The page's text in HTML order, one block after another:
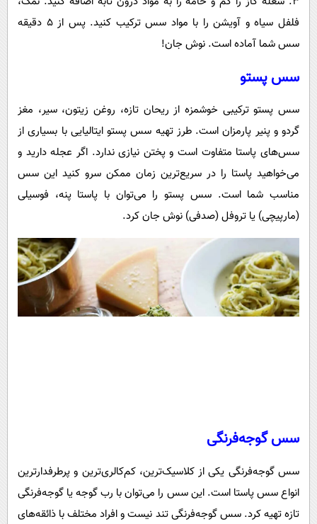
فلفل سیاه و آویشن را با مواد سس ترکیب کنید. پس از ۵ دقیقه
سس شما آماده است. نوش جان!
سس پستو
سس پستو ترکیبی خوشمزه از ریحان تازه، روغن زیتون، سیر، مغز
گردو و پنیر پارمزان است. طرز تهیه سس پستو ایتالیایی با بسیاری از
سس‌های پاستا متفاوت است و پختن نیازی ندارد. اگر عجله دارید و
می‌خواهید پاستا را در سریع‌ترین زمان ممکن سرو کنید این سس
مناسب شما است. سس پستو را می‌توان با پاستا پنه، فوسیلی
(مارپیچی) یا تروفل (صدفی) نوش جان کرد.
سس گوجه‌فرنگی
سس گوجه‌فرنگی یکی از کلاسیک‌ترین، کم‌کالری‌ترین و پرطرفدارترین
انواع سس پاستا است. این سس را می‌توان با رب گوجه یا گوجه‌فرنگی
تازه تهیه کرد. سس گوجه‌فرنگی تند نیست و افراد مختلف با ذائقه‌های